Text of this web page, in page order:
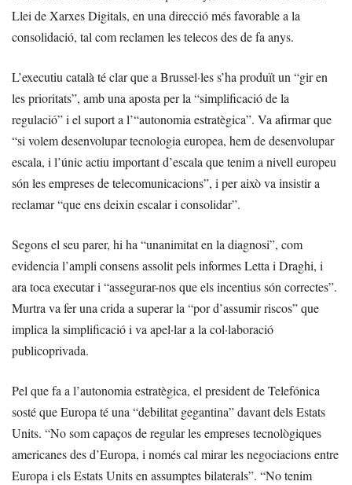
Llei de Xarxes Digitals, en una direcció més favorable a la
consolidació, tal com reclamen les telecos des de fa anys.
L’executiu català té clar que a Brussel·les s’ha produït un “gir en
les prioritats”, amb una aposta per la “simplificació de la
regulació” i el suport a l’“autonomia estratègica”. Va afirmar que
“si volem desenvolupar tecnologia europea, hem de desenvolupar
escala, i l’únic actiu important d’escala que tenim a nivell europeu
són les empreses de telecomunicacions”, i per això va insistir a
reclamar “que ens deixin escalar i consolidar”.
Segons el seu parer, hi ha “unanimitat en la diagnosi”, com
evidencia l’ampli consens assolit pels informes Letta i Draghi, i
ara toca executar i “assegurar-nos que els incentius són correctes”.
Murtra va fer una crida a superar la “por d’assumir riscos” que
implica la simplificació i va apel·lar a la col·laboració
publicoprivada.
Pel que fa a l’autonomia estratègica, el president de Telefónica
sosté que Europa té una “debilitat gegantina” davant dels Estats
Units. “No som capaços de regular les empreses tecnològiques
americanes des d’Europa, i només cal mirar les negociacions entre
Europa i els Estats Units en assumptes bilaterals”. “No tenim